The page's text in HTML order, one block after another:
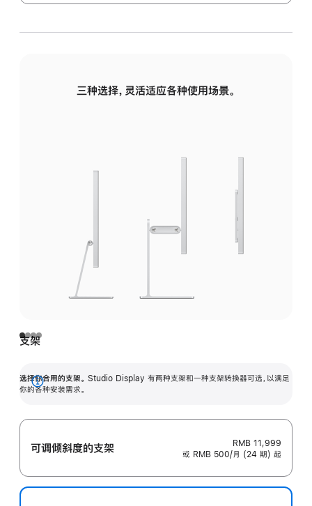
三种选择，灵活适应各种使用场景。
支架
选择你合用的支架。 Studio Display 有两种支架和一种支架转换器可选，以满足
你的各种安装需求。
展
可调倾斜度的支架
RMB 11,999
或 RMB 500/月 (24 期) 起